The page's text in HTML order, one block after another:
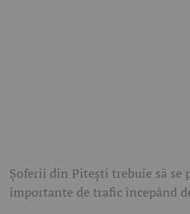
Șoferii din Pitești trebuie să se
importante de trafic începând